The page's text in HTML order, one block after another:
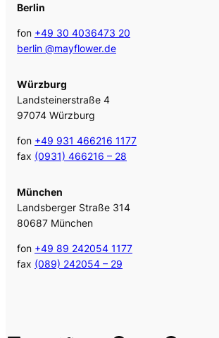
Berlin
fon +49 30 4036473 20
berlin @mayflower.de
Würzburg
Landsteinerstraße 4
97074 Würzburg
fon +49 931 466216 1177
fax (0931) 466216 – 28
München
Landsberger Straße 314
80687 München
fon +49 89 242054 1177
fax (089) 242054 – 29